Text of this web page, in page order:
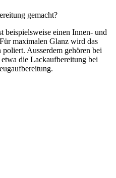
gemacht?
beispielsweise einen Innen- und
maximalen Glanz wird das
Ausserdem gehören bei
die Lackaufbereitung bei